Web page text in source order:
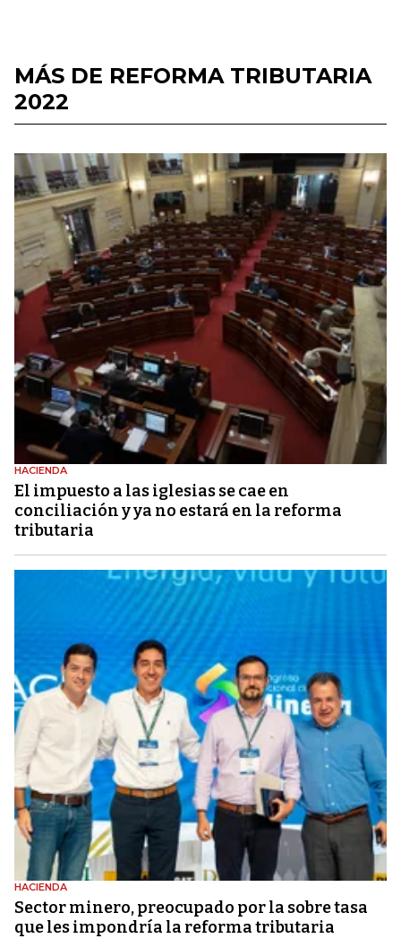
MÁS DE REFORMA TRIBUTARIA
2022
HACIENDA
El impuesto a las iglesias se cae en
conciliación y ya no estará en la reforma
tributaria
HACIENDA
Sector minero, preocupado por la sobre tasa
que les impondría la reforma tributaria